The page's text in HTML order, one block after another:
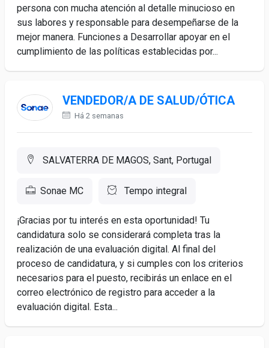
persona con mucha atención al detalle minucioso en
sus labores y responsable para desempeñarse de la
mejor manera. Funciones a Desarrollar apoyar en el
cumplimiento de las políticas establecidas por...
VENDEDOR/A DE SALUD/ÓTICA
Há 2 semanas
SALVATERRA DE MAGOS, Sant, Portugal
Sonae MC Tempo integral
¡Gracias por tu interés en esta oportunidad! Tu
candidatura solo se considerará completa tras la
realización de una evaluación digital. Al final del
proceso de candidatura, y si cumples con los criterios
necesarios para el puesto, recibirás un enlace en el
correo electrónico de registro para acceder a la
evaluación digital. Esta...